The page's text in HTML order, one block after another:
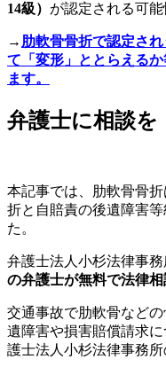
14級） が認定される可能
→ 肋軟骨骨折で認定さ
て「変形」ととらえる
ます。
弁護士に相談を
本記事では、肋軟骨骨
折と自賠責の後遺障害
た。
弁護士法人小杉法律事務
の弁護士が無料で法律
交通事故で肋軟骨など
遺障害や損害賠償請求
護士法人小杉法律事務所